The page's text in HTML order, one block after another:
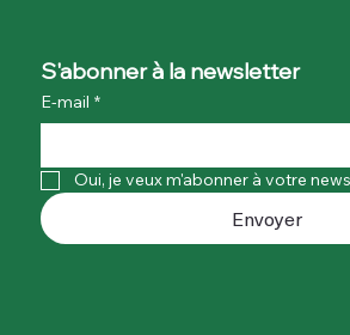
S'abonner à la newsletter
E-mail *
Oui, je veux m'abonner à votre
Envoyer